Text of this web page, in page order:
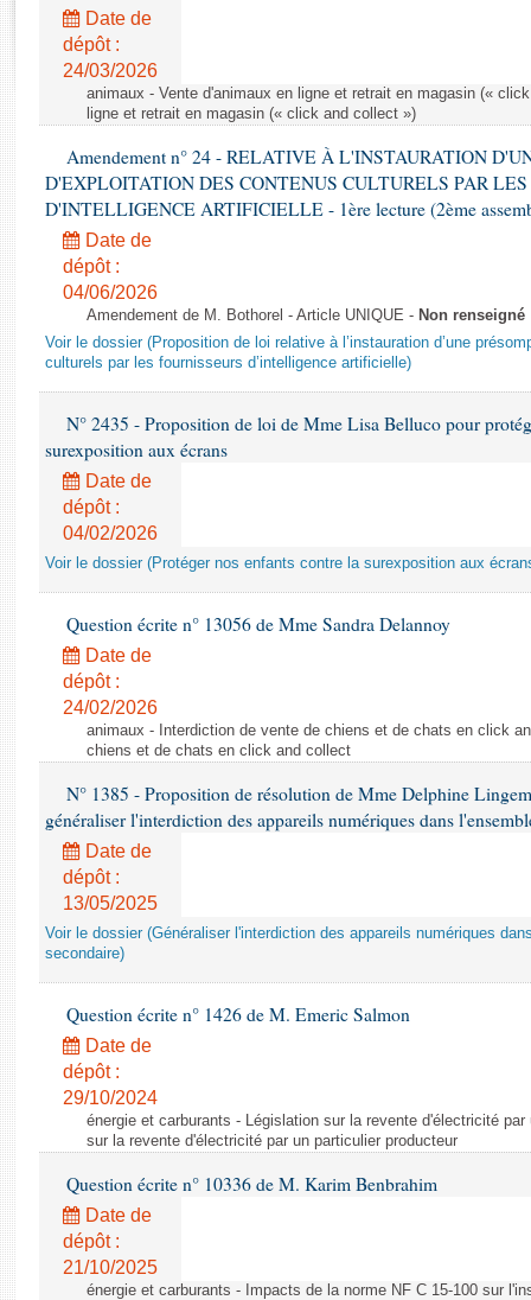
Rapports législatifs
Rapports sur l'application des lois
Baromètre de l’application des lois
Dossiers législatifs
Budget et sécurité sociale
Questions écrites et orales
Comptes rendus des débats
Date de
dépôt :
24/03/2026
animaux - Vente d'animaux en ligne et retrait en magasin («
ligne et retrait en magasin (« click and collect »)
Amendement n° 24 - RELATIVE À L'INSTAURATION
D'EXPLOITATION DES CONTENUS CULTURELS PAR LES
D'INTELLIGENCE ARTIFICIELLE - 1ère lecture (2ème
Date de
dépôt :
04/06/2026
Amendement de M. Bothorel - Article UNIQUE - Non renseigné
Voir le dossier (Proposition de loi relative à l’instauration d’une
culturels par les fournisseurs d’intelligence artificielle)
N° 2435 - Proposition de loi de Mme Lisa Belluco pour
surexposition aux écrans
Date de
dépôt :
04/02/2026
Voir le dossier (Protéger nos enfants contre la surexposition aux
Question écrite n° 13056 de Mme Sandra Delannoy
Date de
dépôt :
24/02/2026
animaux - Interdiction de vente de chiens et de chats en click
chiens et de chats en click and collect
N° 1385 - Proposition de résolution de Mme Delphine
généraliser l'interdiction des appareils numériques dans
Date de
dépôt :
13/05/2025
Voir le dossier (Généraliser l'interdiction des appareils numériques
secondaire)
Question écrite n° 1426 de M. Emeric Salmon
Date de
dépôt :
29/10/2024
énergie et carburants - Législation sur la revente d'électricité
sur la revente d'électricité par un particulier producteur
Question écrite n° 10336 de M. Karim Benbrahim
Date de
dépôt :
21/10/2025
énergie et carburants - Impacts de la norme NF C 15-100 sur